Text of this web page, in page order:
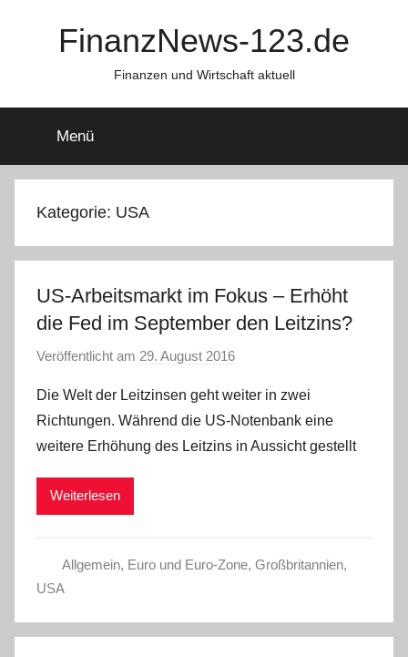
FinanzNews-123.de
Finanzen und Wirtschaft aktuell
Menü
Kategorie: USA
US-Arbeitsmarkt im Fokus – Erhöht
die Fed im September den Leitzins?
Veröffentlicht am 29. August 2016
n
C
W
Die Welt der Leitzinsen geht weiter in zwei
Richtungen. Während die US-Notenbank eine
weitere Erhöhung des Leitzins in Aussicht gestellt
Weiterlesen
Allgemein, Euro und Euro-Zone, Großbritannien,
USA